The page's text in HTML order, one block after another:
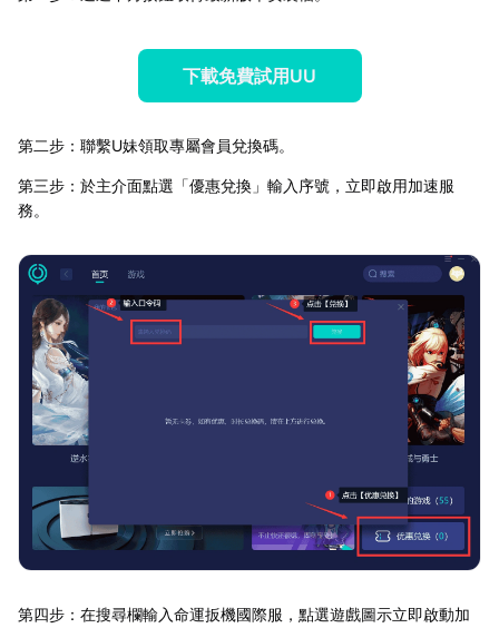
下載免費試用UU
第二步：聯繫U妹領取專屬會員兌換碼。
第三步：於主介面點選「優惠兌換」輸入序號，立即啟用加速服
務。
第四步：在搜尋欄輸入命運扳機國際服，點選遊戲圖示立即啟動加